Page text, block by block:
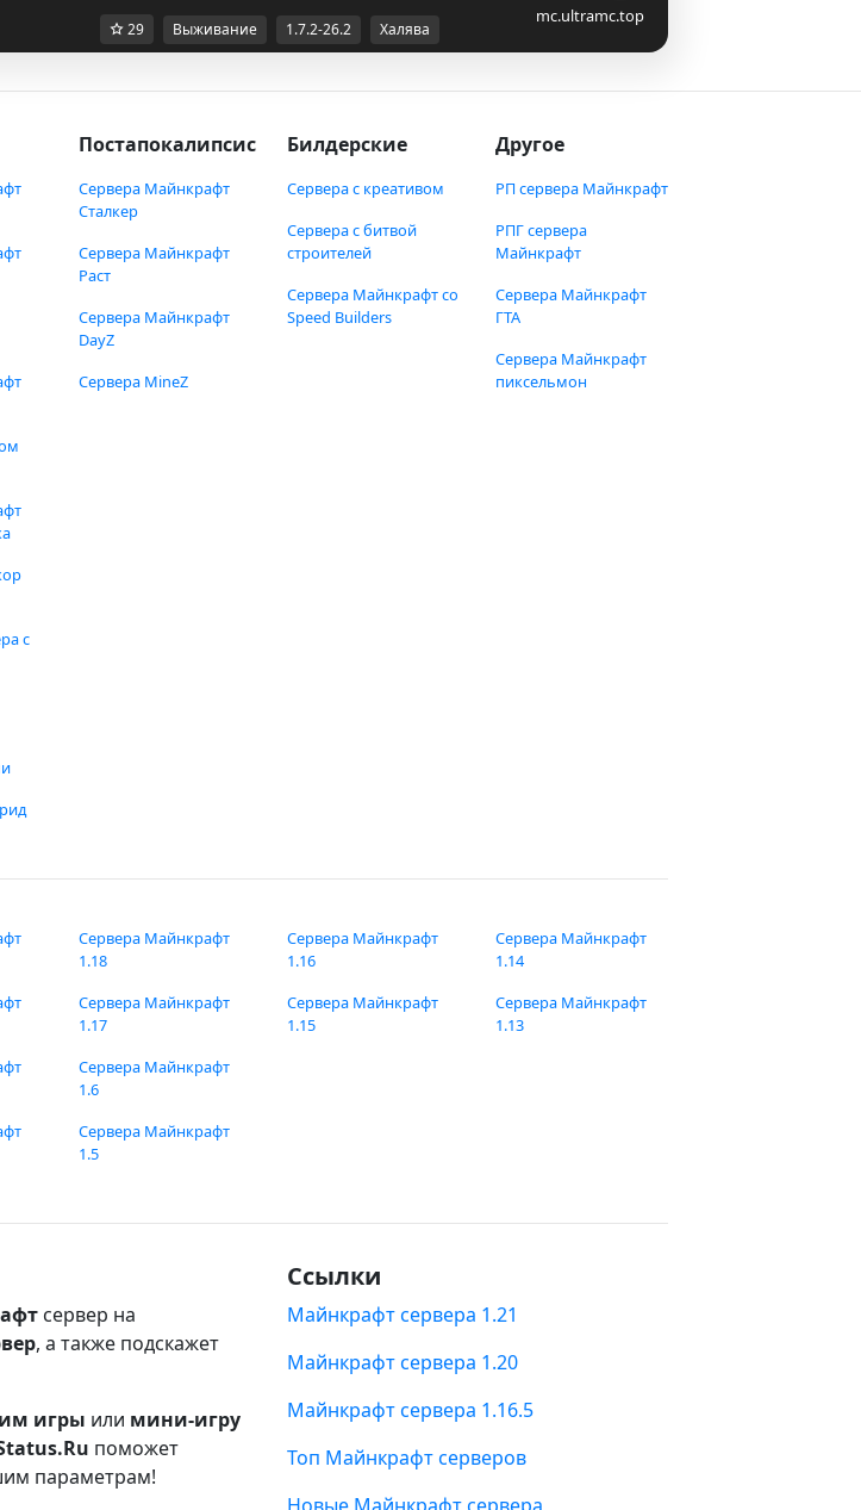
mc.ultramc.top
29 Выживание 1.7.2-26.2 Халява
с
Постапокалипсис
Сервера Майнкрафт
Сталкер
Сервера Майнкрафт
Раст
Сервера Майнкрафт
DayZ
Сервера MineZ
Билдерские
Сервера с креативом
Сервера с битвой
строителей
Сервера Майнкрафт со
Speed Builders
Другое
РП сервера Майнкрафт
РПГ сервера
Майнкрафт
Сервера Майнкрафт
ГТА
Сервера Майнкрафт
пиксельмон
Сервера Майнкрафт
1.18
Сервера Майнкрафт
1.17
Сервера Майнкрафт
1.16
Сервера Майнкрафт
1.15
Сервера Майнкрафт
1.14
Сервера Майнкрафт
1.13
Сервера Майнкрафт
1.6
Сервера Майнкрафт
1.5
сервер на
, а также подскажет
игры или мини-игру
поможет
параметрам!
Ссылки
Майнкрафт сервера 1.21
Майнкрафт сервера 1.20
Майнкрафт сервера 1.16.5
Топ Майнкрафт серверов